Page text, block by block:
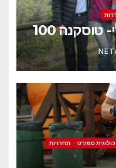
100
ספורט תחרויות